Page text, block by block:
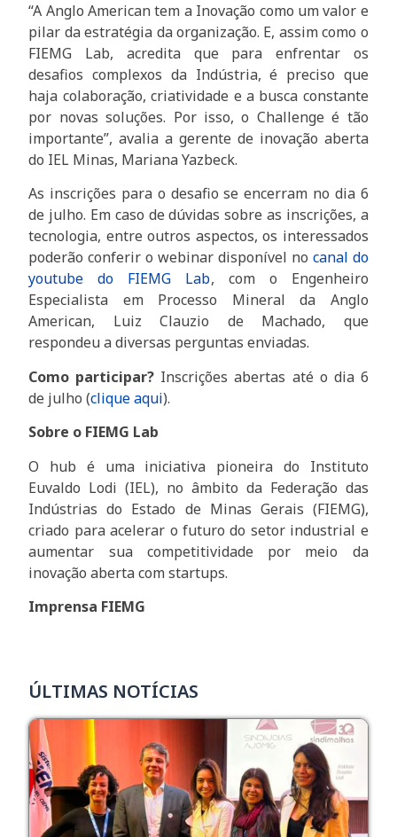
“A Anglo American tem a Inovação como um valor e
pilar da estratégia da organização. E, assim como o
FIEMG Lab, acredita que para enfrentar os
desafios complexos da Indústria, é preciso que
haja colaboração, criatividade e a busca constante
por novas soluções. Por isso, o Challenge é tão
importante”, avalia a gerente de inovação aberta
do IEL Minas, Mariana Yazbeck.
As inscrições para o desafio se encerram no dia 6
de julho. Em caso de dúvidas sobre as inscrições, a
tecnologia, entre outros aspectos, os interessados
poderão conferir o webinar disponível no canal do
youtube do FIEMG Lab, com o Engenheiro
Especialista em Processo Mineral da Anglo
American, Luiz Clauzio de Machado, que
respondeu a diversas perguntas enviadas.
Como participar? Inscrições abertas até o dia 6
de julho (clique aqui).
Sobre o FIEMG Lab
O hub é uma iniciativa pioneira do Instituto
Euvaldo Lodi (IEL), no âmbito da Federação das
Indústrias do Estado de Minas Gerais (FIEMG),
criado para acelerar o futuro do setor industrial e
aumentar sua competitividade por meio da
inovação aberta com startups.
Imprensa FIEMG
ÚLTIMAS NOTÍCIAS